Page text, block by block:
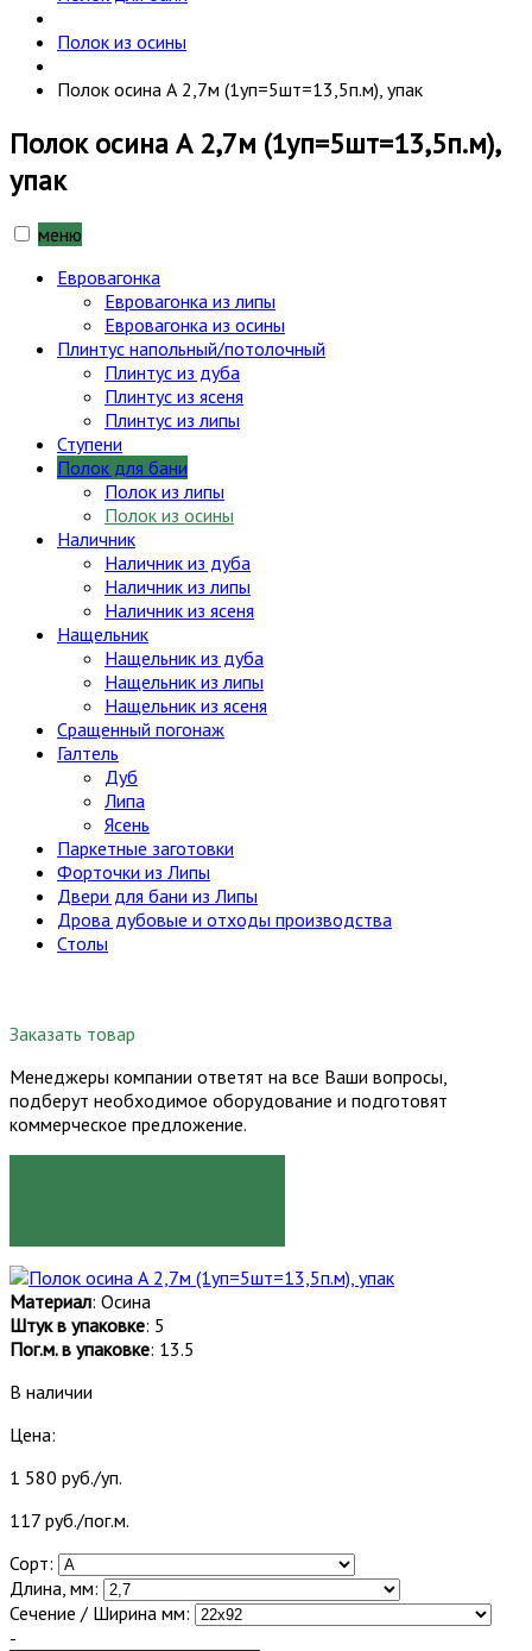
Полок из осины
Полок осина А 2,7м (1уп=5шт=13,5п.м), упак
Полок осина А 2,7м (1уп=5шт=13,5п.м),
упак
меню
Евровагонка
Евровагонка из липы
Евровагонка из осины
Плинтус напольный/потолочный
Плинтус из дуба
Плинтус из ясеня
Плинтус из липы
Ступени
Полок для бани
Полок из липы
Полок из осины
Наличник
Наличник из дуба
Наличник из липы
Наличник из ясеня
Нащельник
Нащельник из дуба
Нащельник из липы
Нащельник из ясеня
Сращенный погонаж
Галтель
Дуб
Липа
Ясень
Паркетные заготовки
Форточки из Липы
Двери для бани из Липы
Дрова дубовые и отходы производства
Столы
Заказать товар
Менеджеры компании ответят на все Ваши вопросы,
подберут необходимое оборудование и подготовят
коммерческое предложение.
Материал: Осина
Штук в упаковке: 5
Пог.м. в упаковке: 13.5
В наличии
Цена:
1 580 руб./уп.
117 руб./пог.м.
Сорт:
Длина, мм:
Сечение / Ширина мм:
-